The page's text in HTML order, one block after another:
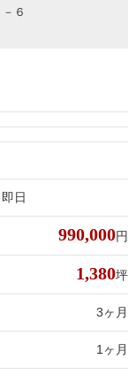
－６
即日
990,000円
1,380坪
3ヶ月
1ヶ月